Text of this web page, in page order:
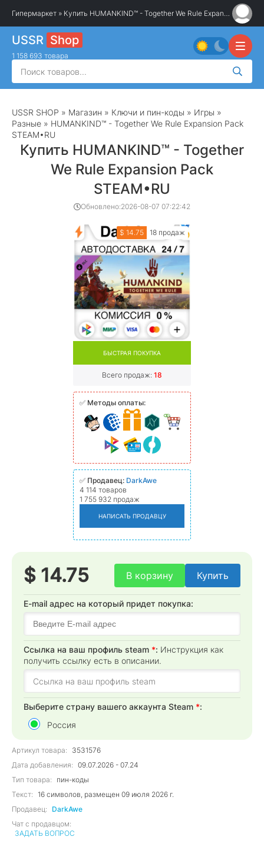
Гипермаркет » Купить HUMANKIND™ - Together We Rule Expansion Pack STEAM•RU
USSR Shop
1 158 693 товара
USSR SHOP » Магазин » Ключи и пин-коды » Игры »
Разные » HUMANKIND™ - Together We Rule Expansion Pack
STEAM•RU
Купить HUMANKIND™ - Together
We Rule Expansion Pack
STEAM•RU
Обновлено:2026-08-07 07:22:42
$ 14.75 18 продаж
БЫСТРАЯ ПОКУПКА
Всего продаж: 18
✅ Методы оплаты:
✅ Продавец: DarkAwe
4 114 товаров
1 755 932 продаж
НАПИСАТЬ ПРОДАВЦУ
$ 14.75 В корзину Купить
E-mail адрес на который придет покупка:
Cсылка на ваш профиль steam *: Инструкция как
получить ссылку есть в описании.
Выберите страну вашего аккаунта Steam *:
Россия
Артикул товара:
3531576
Дата добавления: 09.07.2026 - 07.24
Тип товара:
пин-коды
Текст:
16 символов, размещен 09 июля 2026 г.
Продавец:
DarkAwe
Чат с продавцом:
ЗАДАТЬ ВОПРОС